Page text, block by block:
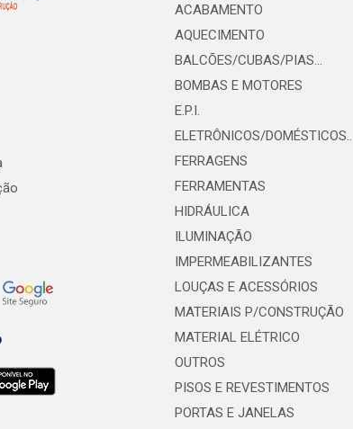
ACABAMENTO
AQUECIMENTO
BALCÕES/CUBAS/PIAS...
BOMBAS E MOTORES
E.P.I.
ELETRÔNICOS/DOMÉSTICOS..
FERRAGENS
FERRAMENTAS
HIDRÁULICA
ILUMINAÇÃO
IMPERMEABILIZANTES
LOUÇAS E ACESSÓRIOS
MATERIAIS P/CONSTRUÇÃO
MATERIAL ELÉTRICO
OUTROS
PISOS E REVESTIMENTOS
PORTAS E JANELAS